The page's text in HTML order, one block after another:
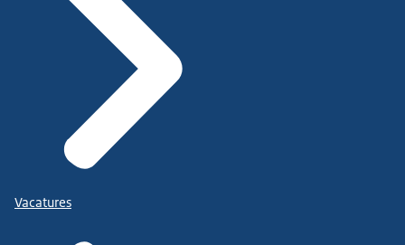
Vacatures